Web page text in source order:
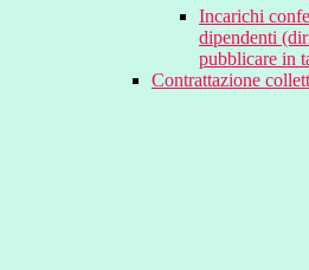
Incarichi
dipendenti
pubblicare in
Contrattazione